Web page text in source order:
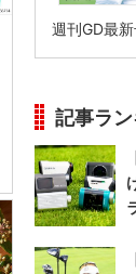
週刊GD最
記事ラ